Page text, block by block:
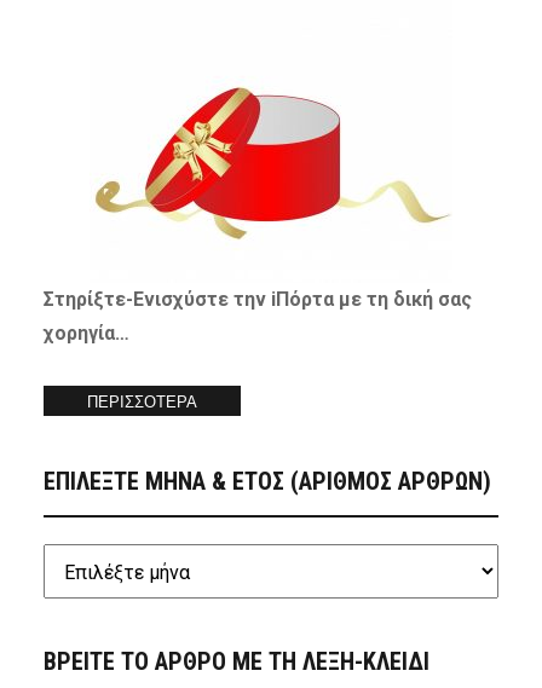
Στηρίξτε-Ενισχύστετην iΠόρτα με τη δική σας
χορηγία…
ΠΕΡΙΣΣΟΤΕΡΑ
ΕΠΙΛΕΞΤΕ ΜΗΝΑ & ΕΤΟΣ (ΑΡΙΘΜΟΣ ΑΡΘΡΩΝ)
ΒΡΕΙΤΕ ΤΟ ΑΡΘΡΟ ΜΕ ΤΗ ΛΕΞΗ-ΚΛΕΙΔΙ